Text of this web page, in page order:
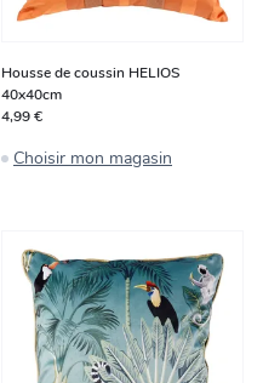
Housse de coussin HELIOS
40x40cm
4,99 €
Choisir mon magasin